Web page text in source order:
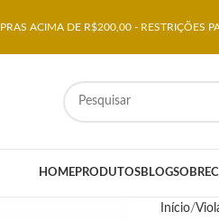
ACIMA DE R$200,00 - RESTRIÇÕES
HOMEPRODUTOSBLOGSOBRE
Início